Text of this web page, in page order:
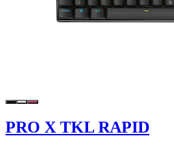
PRO X TKL RAPID